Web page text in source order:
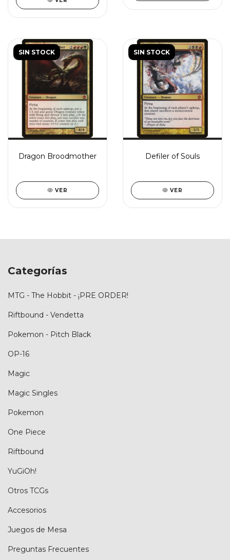
SIN STOCK
Dragon Broodmother
VER
SIN STOCK
Defiler of Souls
VER
Categorías
MTG - The Hobbit - ¡PRE ORDER!
Riftbound - Vendetta
Pokemon - Pitch Black
OP-16
Magic
Magic Singles
Pokemon
One Piece
Riftbound
YuGiOh!
Otros TCGs
Accesorios
Juegos de Mesa
Preguntas Frecuentes